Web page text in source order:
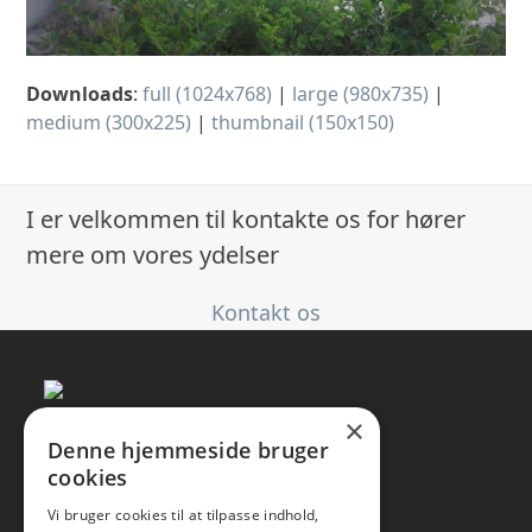
Downloads:full (1024x768) | large (980x735) |
medium (300x225) |thumbnail (150x150)
I er velkommen til kontakte os for hører
mere om vores ydelser
Kontakt os
×
Denne hjemmeside bruger
cookies
Vi bruger cookies til at tilpasse indhold,